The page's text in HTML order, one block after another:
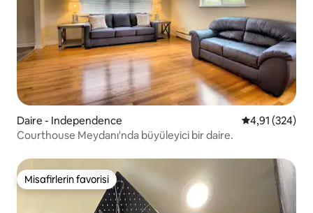
Daire - Independence 5 üzerinden
4,91 (324)
Courthouse Meydanı'nda büyüleyici bir daire.
Misafirlerin favorisi
Misafirlerin favorisi